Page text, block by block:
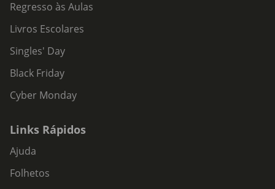
Regresso às Aulas
Livros Escolares
Singles' Day
Black Friday
Cyber Monday
Links Rápidos
Ajuda
Folhetos